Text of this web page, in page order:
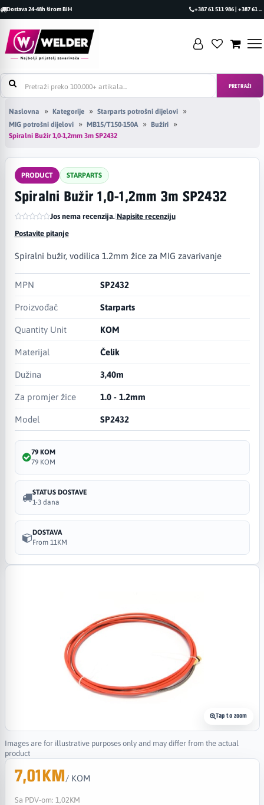
Dostava 24-48h širom BiH +387 61 511 986 | +387 61 493 470
PRETRAŽI
Naslovna Kategorije
Starparts potrošni dijelovi
MIG potrošni dijelovi
MB15/T150-150A
Bužiri
Spiralni Bužir 1,0-1,2mm 3m SP2432
Tap to zoom
Images are for illustrative purposes only and may differ from the actual
product
PRODUCT STARPARTS
Spiralni Bužir 1,0-1,2mm 3m SP2432
Jos nema recenzija.|Napisite recenziju
Postavite pitanje
Spiralni bužir, vodilica 1.2mm žice za MIG zavarivanje
MPN SP2432
Proizvođač Starparts
Quantity Unit KOM
Materijal Čelik
Dužina 3,40m
Za promjer žice 1.0 - 1.2mm
Model SP2432
79 KOM
79 KOM
STATUS DOSTAVE
1-3 dana
DOSTAVA
From 11KM
7,01KM/ KOM
Sa PDV-om: 1,02KM